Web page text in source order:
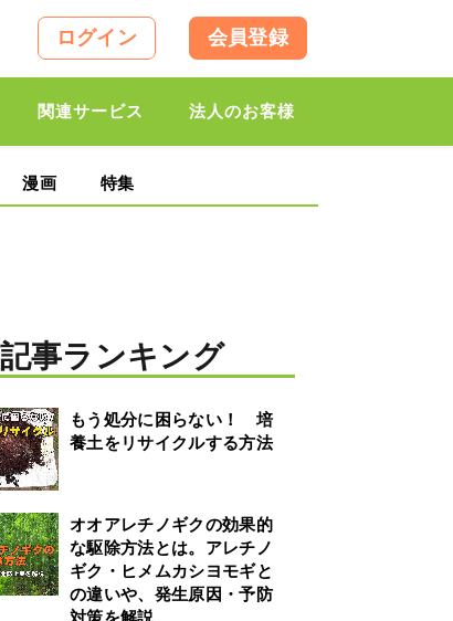
ログイン 会員登録
関連サービス 法人のお客様
漫画 特集
事ランキング
もう処分に困らない！ 培
養土をリサイクルする方法
オオアレチノギクの効果的
な駆除方法とは。アレチノ
ギク・ヒメムカシヨモギと
の違いや、発生原因・予防
対策を解説